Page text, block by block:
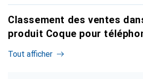
Classement des ventes
produit Coque pour
Tout afficher